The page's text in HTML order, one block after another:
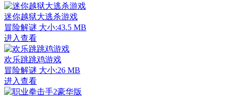
迷你越狱大逃杀游戏
冒险解谜 大小:43.5 MB
进入查看
欢乐跳跳鸡游戏
冒险解谜 大小:26 MB
进入查看